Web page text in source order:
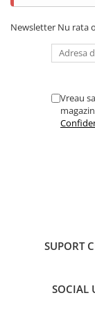
Tablete Oukitel
ENERGIE
Gift Card EV
STATII DE
Stații de
Stații de
Bateria de
zile în standby
intensivă de
urgență.
Newsletter Nu rata
Vreau
SUPORT
SOCIAL